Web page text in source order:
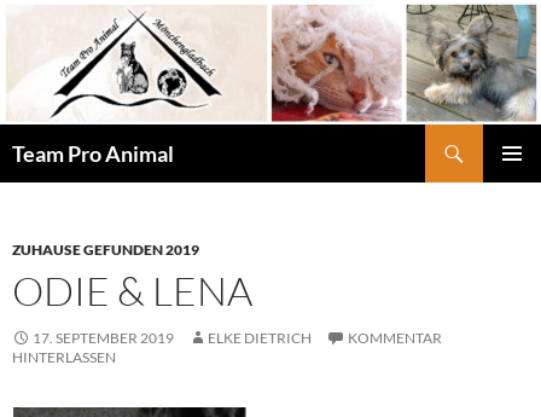
springen
Team Pro Animal
ZUHAUSE GEFUNDEN 2019
ODIE & LENA
17. SEPTEMBER 2019 ELKE DIETRICH
KOMMENTAR
HINTERLASSEN